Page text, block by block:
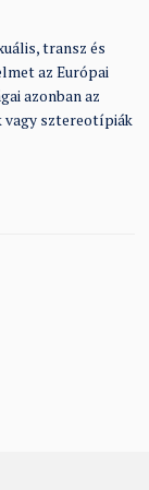
transz és
az Európai
azonban az
vagy sztereotípiák